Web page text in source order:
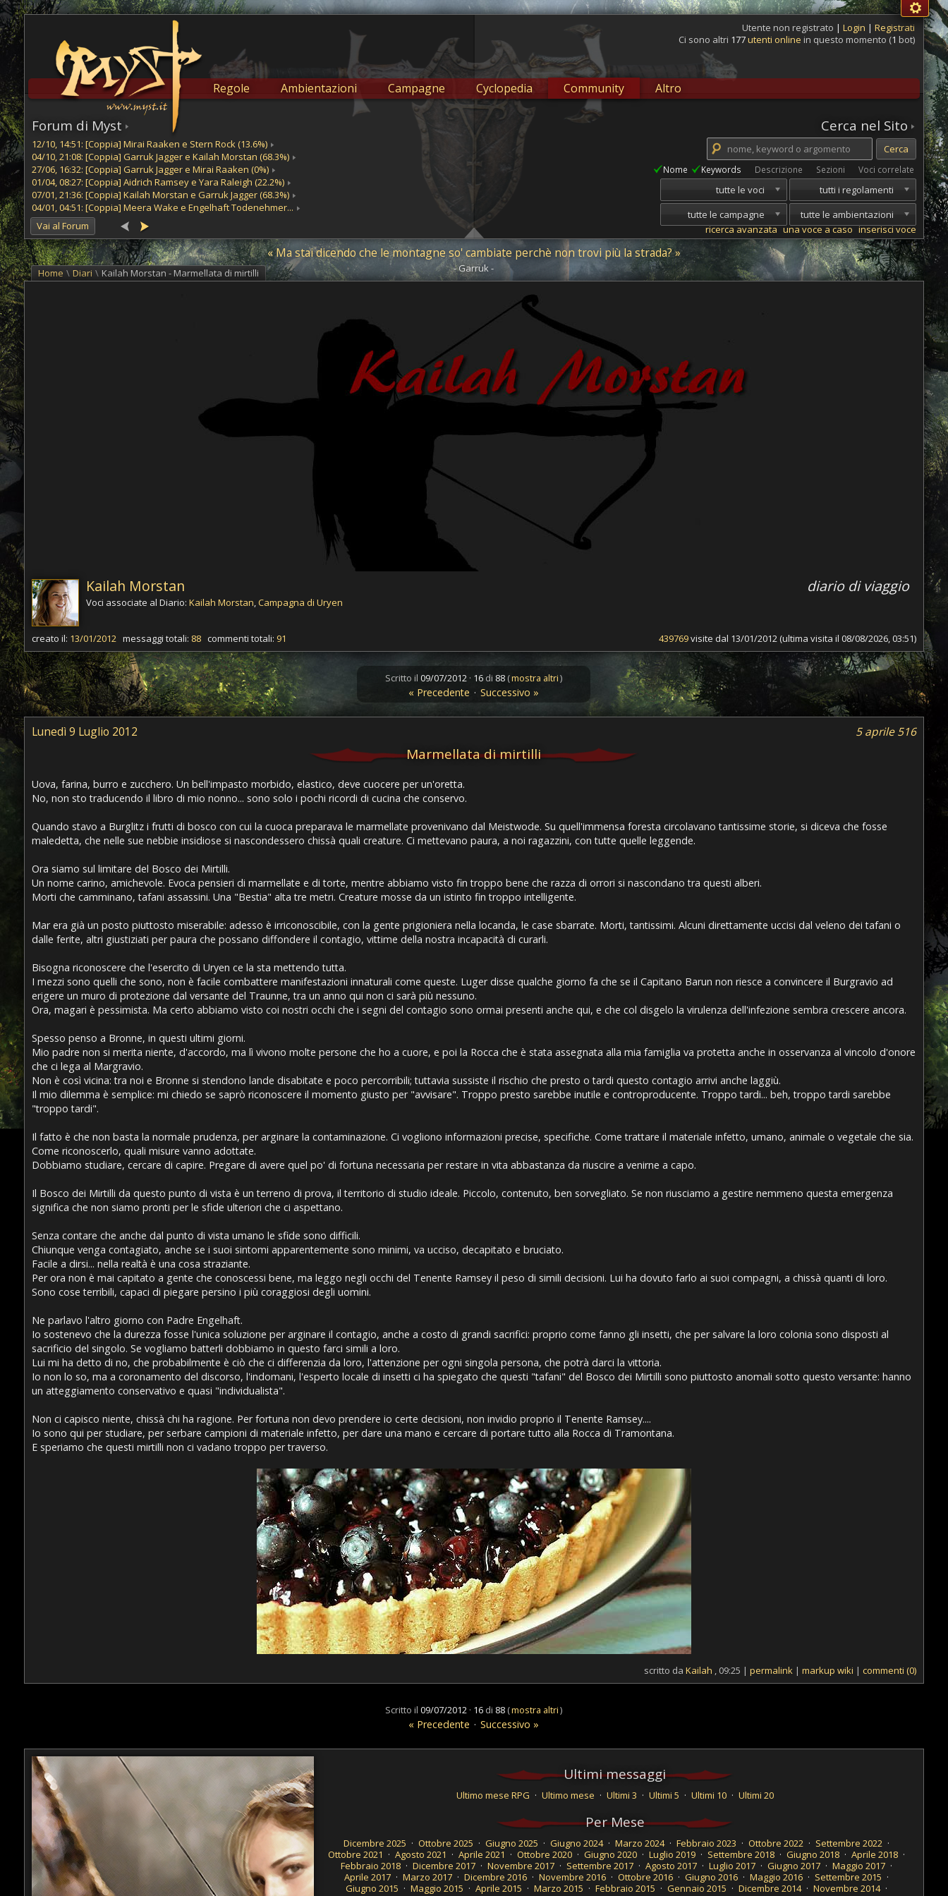
Utente non registrato | Login |Registrati
Ci sono altri 177utenti online in questo momento (1 bot)
Regole Ambientazioni Campagne Cyclopedia Community Altro
Cerca nel Sito
Nome Keywords Descrizione Sezioni Voci correlate
tutti i regolamenti
tutte le voci
tutte le ambientazioni
tutte le campagne
ricerca avanzata una voce a caso inserisci voce
Forum di Myst
12/10, 14:51: [Coppia] Mirai Raaken e Stern Rock (13.6%)
04/10, 21:08: [Coppia] Garruk Jagger e Kailah Morstan (68.3%)
27/06, 16:32: [Coppia] Garruk Jagger e Mirai Raaken (0%)
01/04, 08:27: [Coppia] Aidrich Ramsey e Yara Raleigh (22.2%)
07/01, 21:36: [Coppia] Kailah Morstan e Garruk Jagger (68.3%)
04/01, 04:51: [Coppia] Meera Wake e Engelhaft Todenehmer...
Vai al Forum
« Ma stai dicendo che le montagne so' cambiate perchè non trovi più la strada? »
- Garruk -
Home \ Diari \ Kailah Morstan - Marmellata di mirtilli
diario di viaggio
Kailah Morstan
Voci associate al Diario: Kailah Morstan,Campagna di Uryen
creato il: 13/01/2012messaggi totali: 88commenti totali: 91 439769visite dal 13/01/2012 (ultima visita il 08/08/2026, 03:51)
Scritto il09/07/2012 · 16 di 88 (mostra altri)
« Precedente · Successivo »
5 aprile 516
Lunedì 9 Luglio 2012
Marmellata di mirtilli
Uova, farina, burro e zucchero. Un bell'impasto morbido, elastico, deve cuocere per un'oretta.
No, non sto traducendo il libro di mio nonno... sono solo i pochi ricordi di cucina che conservo.
Quando stavo a Burglitz i frutti di bosco con cui la cuoca preparava le marmellate provenivano dal Meistwode. Su quell'immensa foresta circolavano tantissime storie, si diceva che fosse
maledetta, che nelle sue nebbie insidiose si nascondessero chissà quali creature. Ci mettevano paura, a noi ragazzini, con tutte quelle leggende.
Ora siamo sul limitare del Bosco dei Mirtilli.
Un nome carino, amichevole. Evoca pensieri di marmellate e di torte, mentre abbiamo visto fin troppo bene che razza di orrori si nascondano tra questi alberi.
Morti che camminano, tafani assassini. Una "Bestia" alta tre metri. Creature mosse da un istinto fin troppo intelligente.
Mar era già un posto piuttosto miserabile: adesso è irriconoscibile, con la gente prigioniera nella locanda, le case sbarrate. Morti, tantissimi. Alcuni direttamente uccisi dal veleno dei tafani o
dalle ferite, altri giustiziati per paura che possano diffondere il contagio, vittime della nostra incapacità di curarli.
Bisogna riconoscere che l'esercito di Uryen ce la sta mettendo tutta.
I mezzi sono quelli che sono, non è facile combattere manifestazioni innaturali come queste. Luger disse qualche giorno fa che se il Capitano Barun non riesce a convincere il Burgravio ad
erigere un muro di protezione dal versante del Traunne, tra un anno qui non ci sarà più nessuno.
Ora, magari è pessimista. Ma certo abbiamo visto coi nostri occhi che i segni del contagio sono ormai presenti anche qui, e che col disgelo la virulenza dell'infezione sembra crescere ancora.
Spesso penso a Bronne, in questi ultimi giorni.
Mio padre non si merita niente, d'accordo, ma lì vivono molte persone che ho a cuore, e poi la Rocca che è stata assegnata alla mia famiglia va protetta anche in osservanza al vincolo d'onore
che ci lega al Margravio.
Non è così vicina: tra noi e Bronne si stendono lande disabitate e poco percorribili; tuttavia sussiste il rischio che presto o tardi questo contagio arrivi anche laggiù.
Il mio dilemma è semplice: mi chiedo se saprò riconoscere il momento giusto per "avvisare". Troppo presto sarebbe inutile e controproducente. Troppo tardi... beh, troppo tardi sarebbe
"troppo tardi".
Il fatto è che non basta la normale prudenza, per arginare la contaminazione. Ci vogliono informazioni precise, specifiche. Come trattare il materiale infetto, umano, animale o vegetale che sia.
Come riconoscerlo, quali misure vanno adottate.
Dobbiamo studiare, cercare di capire. Pregare di avere quel po' di fortuna necessaria per restare in vita abbastanza da riuscire a venirne a capo.
Il Bosco dei Mirtilli da questo punto di vista è un terreno di prova, il territorio di studio ideale. Piccolo, contenuto, ben sorvegliato. Se non riusciamo a gestire nemmeno questa emergenza
significa che non siamo pronti per le sfide ulteriori che ci aspettano.
Senza contare che anche dal punto di vista umano le sfide sono difficili.
Chiunque venga contagiato, anche se i suoi sintomi apparentemente sono minimi, va ucciso, decapitato e bruciato.
Facile a dirsi... nella realtà è una cosa straziante.
Per ora non è mai capitato a gente che conoscessi bene, ma leggo negli occhi del Tenente Ramsey il peso di simili decisioni. Lui ha dovuto farlo ai suoi compagni, a chissà quanti di loro.
Sono cose terribili, capaci di piegare persino i più coraggiosi degli uomini.
Ne parlavo l'altro giorno con Padre Engelhaft.
Io sostenevo che la durezza fosse l'unica soluzione per arginare il contagio, anche a costo di grandi sacrifici: proprio come fanno gli insetti, che per salvare la loro colonia sono disposti al
sacrificio del singolo. Se vogliamo batterli dobbiamo in questo farci simili a loro.
Lui mi ha detto di no, che probabilmente è ciò che ci differenzia da loro, l'attenzione per ogni singola persona, che potrà darci la vittoria.
Io non lo so, ma a coronamento del discorso, l'indomani, l'esperto locale di insetti ci ha spiegato che questi "tafani" del Bosco dei Mirtilli sono piuttosto anomali sotto questo versante: hanno
un atteggiamento conservativo e quasi "individualista".
Non ci capisco niente, chissà chi ha ragione. Per fortuna non devo prendere io certe decisioni, non invidio proprio il Tenente Ramsey....
Io sono qui per studiare, per serbare campioni di materiale infetto, per dare una mano e cercare di portare tutto alla Rocca di Tramontana.
E speriamo che questi mirtilli non ci vadano troppo per traverso.
scritto daKailah , 09:25 |permalink |markup wiki |commenti (0)
Scritto il09/07/2012 · 16 di 88 (mostra altri)
« Precedente · Successivo »
Ultimi messaggi
Ultimo mese RPG · Ultimo mese · Ultimi 3 · Ultimi 5 · Ultimi 10 · Ultimi 20
Per Mese
Dicembre 2025 · Ottobre 2025 · Giugno 2025 · Giugno 2024 · Marzo 2024 · Febbraio 2023 · Ottobre 2022 · Settembre 2022 ·
Ottobre 2021 · Agosto 2021 · Aprile 2021 · Ottobre 2020 · Giugno 2020 · Luglio 2019 · Settembre 2018 · Giugno 2018 · Aprile 2018 ·
Febbraio 2018 · Dicembre 2017 · Novembre 2017 · Settembre 2017 · Agosto 2017 · Luglio 2017 · Giugno 2017 · Maggio 2017 ·
Aprile 2017 · Marzo 2017 · Dicembre 2016 · Novembre 2016 · Ottobre 2016 · Giugno 2016 · Maggio 2016 · Settembre 2015 ·
Giugno 2015 · Maggio 2015 · Aprile 2015 · Marzo 2015 · Febbraio 2015 · Gennaio 2015 · Dicembre 2014 · Novembre 2014 ·